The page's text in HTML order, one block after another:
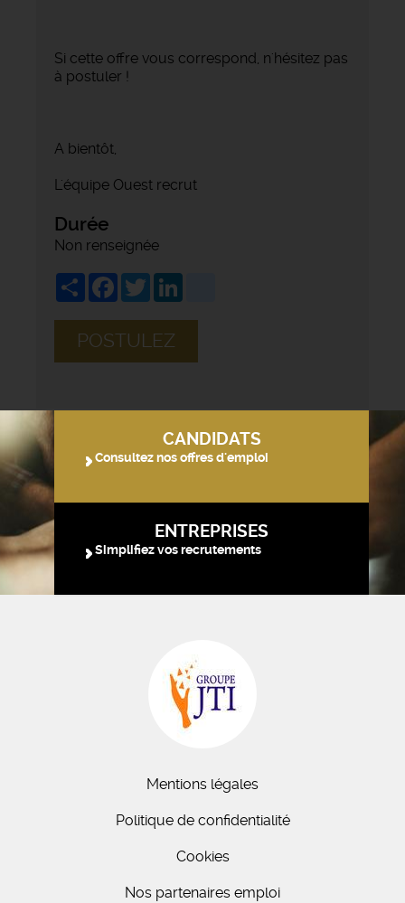
Si cette offre vous correspond, n'hésitez pas
à postuler !
A bientôt,
L'équipe Ouest recrut
Durée
Non renseignée
ShareFacebook
Twitter
POSTULEZ
CANDIDATS
Consultez nos offres d'emploi
ENTREPRISES
Simplifiez vos recrutements
Mentions légales
Politique de confidentialité
Cookies
Nos partenaires emploi